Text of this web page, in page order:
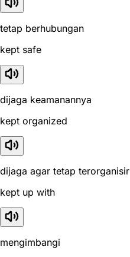
tetap berhubungan
kept safe
dijaga keamanannya
kept organized
dijaga agar tetap terorganisir
kept up with
mengimbangi